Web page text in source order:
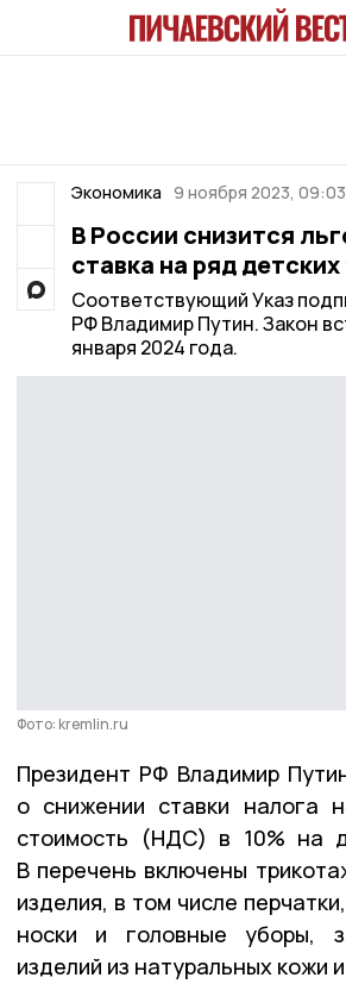
Экономика 9 ноября 2023, 09:03
В России снизится
ставка на ряд
Соответствующий Указ
РФ Владимир Путин. Закон
января 2024 года.
Фото: kremlin.ru
Президент РФ Владимир
о снижении ставки налога
стоимость (НДС) в 10% на
В перечень включены
изделия, в том числе
носки и головные уборы,
изделий из натуральных кожи